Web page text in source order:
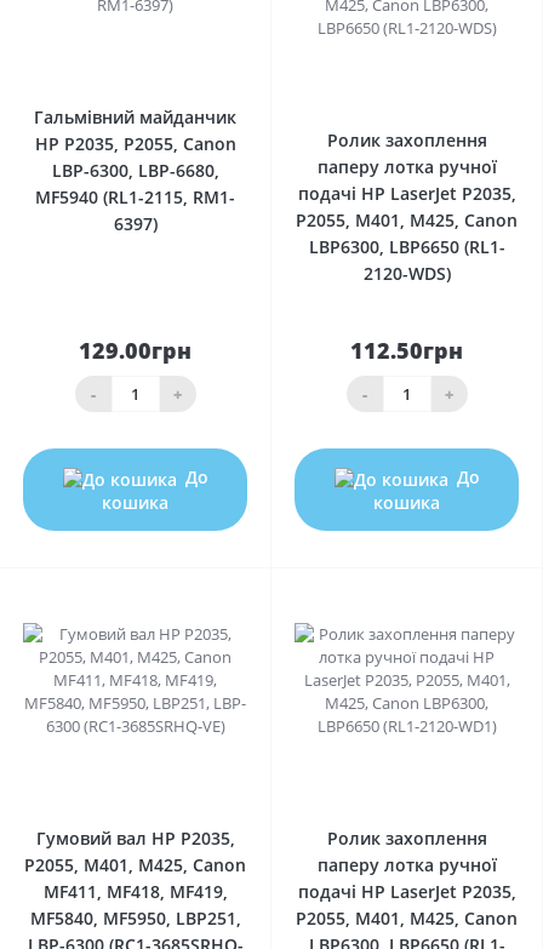
Гальмівний майданчик
HP P2035, P2055, Canon
LBP-6300, LBP-6680,
MF5940 (RL1-2115, RM1-
6397)
129.00грн
- +
До
кошика
Ролик захоплення
паперу лотка ручної
подачі HP LaserJet P2035,
P2055, M401, M425, Canon
LBP6300, LBP6650 (RL1-
2120-WDS)
112.50грн
- +
До
кошика
Гумовий вал HP P2035,
P2055, M401, M425, Canon
MF411, MF418, MF419,
MF5840, MF5950, LBP251,
Ролик захоплення
паперу лотка ручної
подачі HP LaserJet P2035,
P2055, M401, M425, Canon